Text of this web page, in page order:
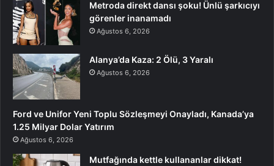
Metroda direkt dansı şoku! Ünlü şarkıcıyı
görenler inanamadı
Ağustos 6, 2026
Alanya’da Kaza: 2 Ölü, 3 Yaralı
Ağustos 6, 2026
Ford ve Unifor Yeni Toplu Sözleşmeyi Onayladı, Kanada’ya
1.25 Milyar Dolar Yatırım
Ağustos 6, 2026
Mutfağında kettle kullananlar dikkat!